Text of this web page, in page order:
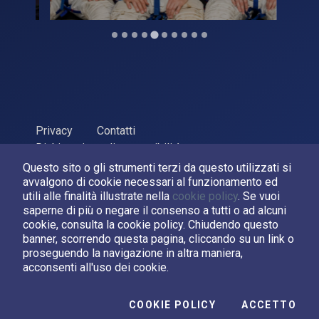
Questo sito o gli strumenti terzi da questo utilizzati si
avvalgono di cookie necessari al funzionamento ed
utili alle finalità illustrate nella cookie policy. Se vuoi
saperne di più o negare il consenso a tutti o ad alcuni
cookie, consulta la cookie policy. Chiudendo questo
banner, scorrendo questa pagina, cliccando su un link o
proseguendo la navigazione in altra maniera,
acconsenti all'uso dei cookie.
COOKIE POLICY ACCETTO
Privacy
Contatti
Dichiarazione di accessibilità
ASI Agenzia Spaziale Italiana, 2026. P.Iva 03638121008
Sviluppato daLPM
Seguici su:
Asi su Facebook
Asi su XCanale Asi su YouTube